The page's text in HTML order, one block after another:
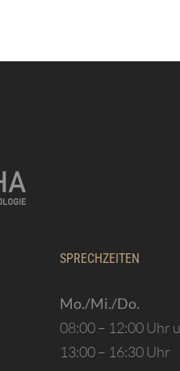
SPRECHZEITEN
Mo./Mi./Do.
08:00 – 12:00 Uhr
13:00 – 16:30 Uhr